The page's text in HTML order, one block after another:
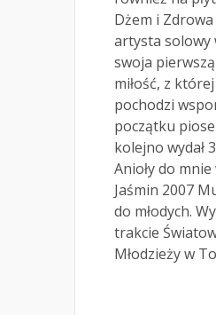
Dżem i Zdrowa
artysta solowy
swoja pierwszą
miłość, z której
pochodzi
początku
kolejno wydał
Anioły do mnie
Jaśmin 2007
do młodych.
trakcie
Młodzieży w